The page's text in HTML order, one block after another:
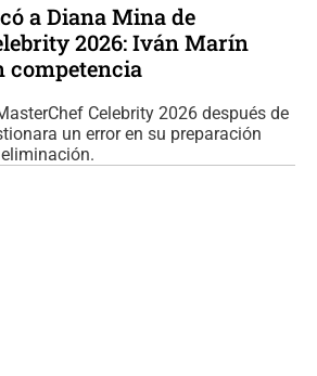
a Diana Mina de
2026: Iván Marín
competencia
Celebrity 2026 después de
un error en su preparación